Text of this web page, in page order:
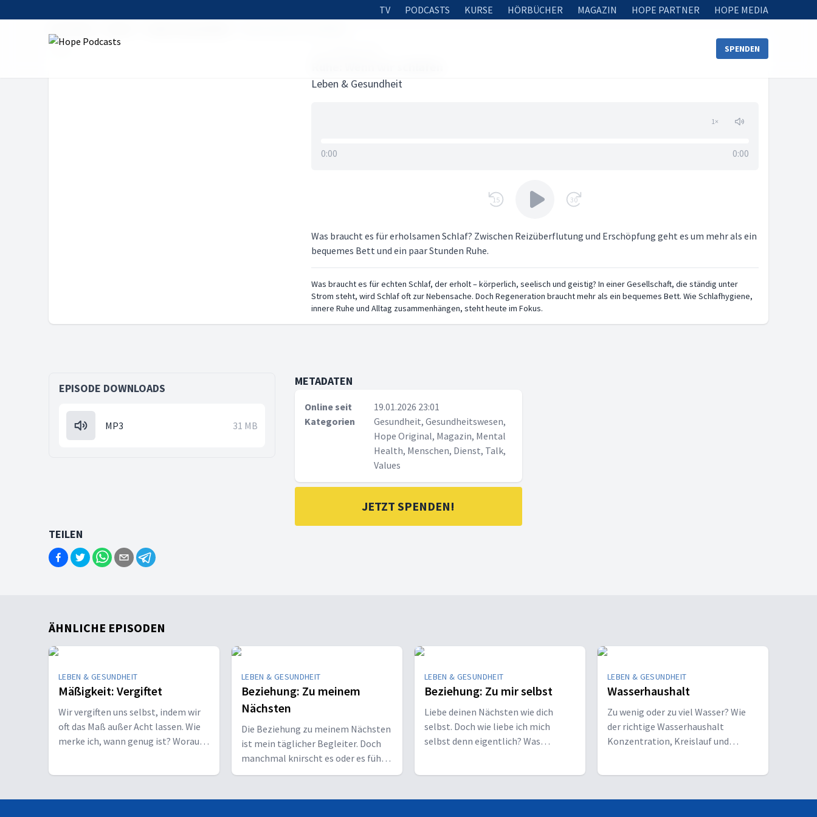
TV PODCASTS KURSE HÖRBÜCHER MAGAZIN HOPE PARTNER HOPE MEDIA
SPENDEN
Leben & Gesundheit
1×
0:00 0:00
15 30
Was braucht es für erholsamen Schlaf? Zwischen Reizüberflutung und Erschöpfung geht es um mehr als ein
bequemes Bett und ein paar Stunden Ruhe.
Was braucht es für echten Schlaf, der erholt – körperlich, seelisch und geistig? In einer Gesellschaft, die ständig unter
Strom steht, wird Schlaf oft zur Nebensache. Doch Regeneration braucht mehr als ein bequemes Bett. Wie Schlafhygiene,
innere Ruhe und Alltag zusammenhängen, steht heute im Fokus.
EPISODE DOWNLOADS
MP3 31 MB
METADATEN
Online seit
19.01.2026 23:01
Kategorien
Gesundheit, Gesundheitswesen,
Hope Original, Magazin, Mental
Health, Menschen, Dienst, Talk,
Values
JETZT SPENDEN!
TEILEN
ÄHNLICHE EPISODEN
LEBEN & GESUNDHEIT
Mäßigkeit: Vergiftet
Wir vergiften uns selbst, indem wir
oft das Maß außer Acht lassen. Wie
merke ich, wann genug ist? Worauf
LEBEN & GESUNDHEIT
Beziehung: Zu meinem
Nächsten
Die Beziehung zu meinem Nächsten
ist mein täglicher Begleiter. Doch
manchmal knirscht es oder es fühlt
sich ungut an. Das muss nicht so
LEBEN & GESUNDHEIT
Beziehung: Zu mir selbst
Liebe deinen Nächsten wie dich
selbst. Doch wie liebe ich mich
selbst denn eigentlich? Was
LEBEN & GESUNDHEIT
Wasserhaushalt
Zu wenig oder zu viel Wasser? Wie
der richtige Wasserhaushalt
Konzentration, Kreislauf und